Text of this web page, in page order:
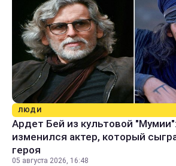
ЛЮДИ
Ардет Бей из культовой
изменился актер, который
героя
05 августа 2026, 16:48